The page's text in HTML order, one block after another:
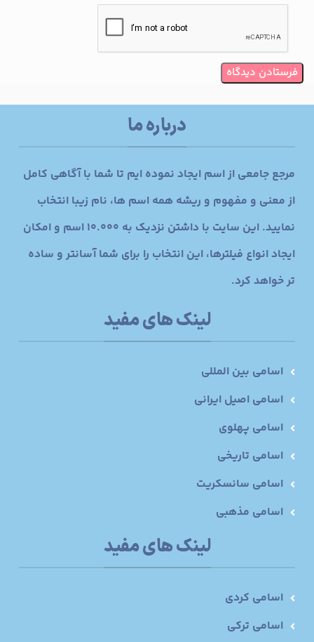
درباره ما
مرجع جامعی از اسم ایجاد نموده ایم تا شما با آگاهی کامل
از معنی و مفهوم و ریشه همه اسم ها، نام زیبا انتخاب
نمایید. این سایت با داشتن نزدیک به 10.000 اسم و امکان
ایجاد انواع فیلترها، این انتخاب را برای شما آسانتر و ساده
تر خواهد کرد.
لینک های مفید
اسامی بین المللی
اسامی اصیل ایرانی
اسامی پهلوی
اسامی تاریخی
اسامی سانسکریت
اسامی مذهبی
لینک های مفید
اسامی کردی
اسامی ترکی